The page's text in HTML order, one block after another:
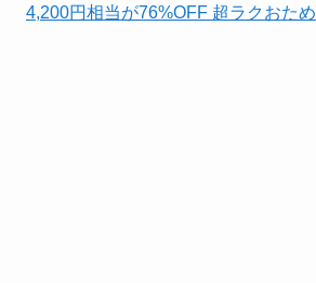
4,200円相当が76%OFF 超ラクおた